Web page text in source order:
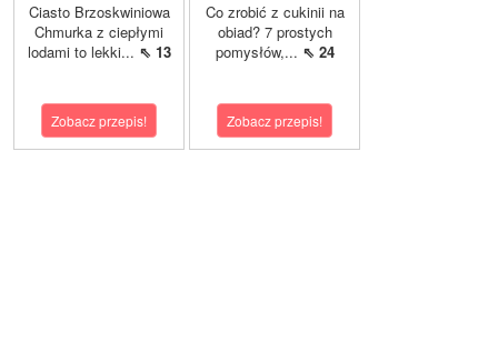
Ciasto Brzoskwiniowa
Chmurka z ciepłymi
lodami to lekki... ⇖ 13
Zobacz przepis!
Co zrobić z cukinii na
obiad? 7 prostych
pomysłów,... ⇖ 24
Zobacz przepis!